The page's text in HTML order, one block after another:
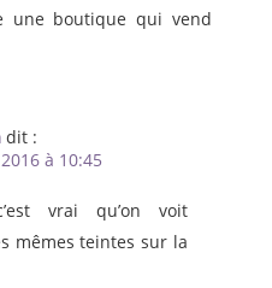
boutique qui vend
dit :
à 10:45
vrai qu’on voit
mêmes teintes sur la